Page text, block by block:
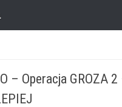
– Operacja GROZA 2